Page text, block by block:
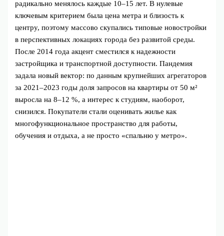
радикально менялось каждые 10–15 лет. В нулевые
ключевым критерием была цена метра и близость к
центру, поэтому массово скупались типовые новостройки
в перспективных локациях города без развитой среды.
После 2014 года акцент сместился к надежности
застройщика и транспортной доступности. Пандемия
задала новый вектор: по данным крупнейших агрегаторов
за 2021–2023 годы доля запросов на квартиры от 50 м²
выросла на 8–12 %, а интерес к студиям, наоборот,
снизился. Покупатели стали оценивать жилье как
многофункциональное пространство для работы,
обучения и отдыха, а не просто «спальню у метро».